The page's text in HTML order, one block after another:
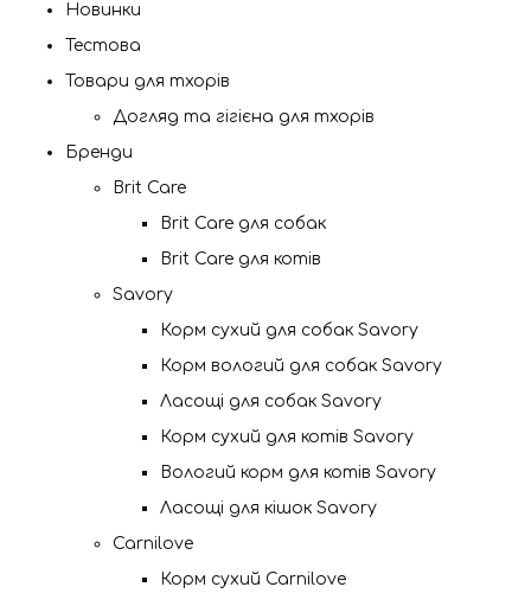
Новинки
Тестова
Товари для тхорів
Догляд та гігієна для тхорів
Бренди
Brit Care
Brit Care для собак
Brit Care для котів
Savory
Корм сухий для собак Savory
Корм вологий для собак Savory
Ласощі для собак Savory
Корм сухий для котів Savory
Вологий корм для котів Savory
Ласощі для кішок Savory
Carnilove
Корм сухий Carnilove